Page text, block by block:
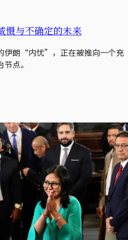
慑与不确定的未来
伊朗“内忧”，正在被推向一个充
点。